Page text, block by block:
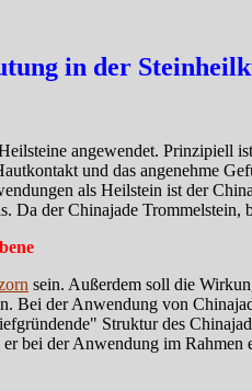
in der
angewendet. Prinzipiell
und das angenehme
als Heilstein ist der
Da der Chinajade
sein. Außerdem soll die
Bei der Anwendung von
Struktur des
bei der Anwendung im